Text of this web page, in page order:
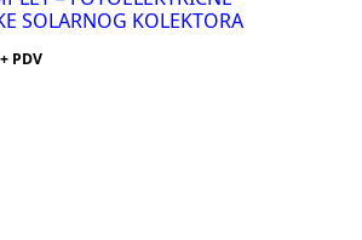
SOLARNOG KOLEKTORA
+ PDV